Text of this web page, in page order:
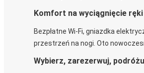
Komfort na wyciągnięcie ręki
Bezpłatne Wi-Fi, gniazdka
przestrzeń na nogi. Oto
Wybierz, zarezerwuj,